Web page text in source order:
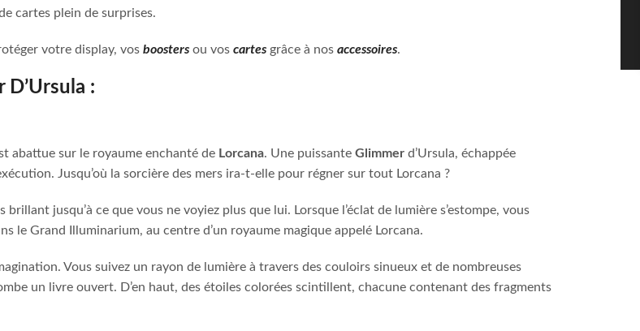
cartes plein de surprises.
votre display, vos boosters ou vos cartes grâce à nos accessoires.
D’Ursula :
abattue sur le royaume enchanté de Lorcana. Une puissante Glimmer d’Ursula, échappée
Jusqu’où la sorcière des mers ira-t-elle pour régner sur tout Lorcana ?
jusqu’à ce que vous ne voyiez plus que lui. Lorsque l’éclat de lumière s’estompe, vous
le Grand Illuminarium, au centre d’un royaume magique appelé Lorcana.
Vous suivez un rayon de lumière à travers des couloirs sinueux et de nombreuses
un livre ouvert. D’en haut, des étoiles colorées scintillent, chacune contenant des fragments